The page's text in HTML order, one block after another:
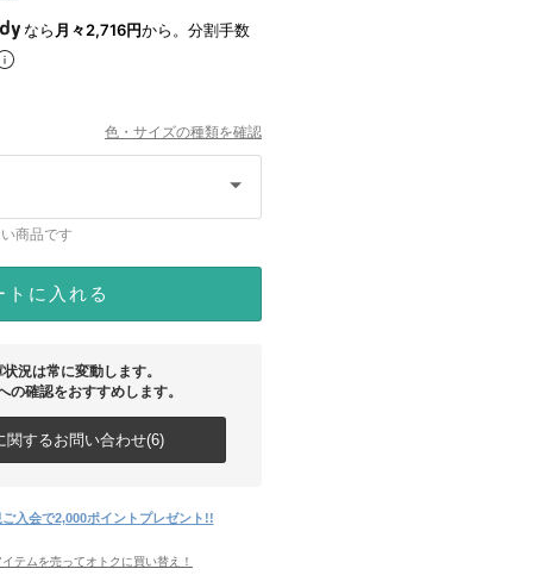
なら月々2,716円から。分割手数
色・サイズの種類を確認
商品です
トに入れる
況は常に変動します。
の確認をおすすめします。
関するお問い合わせ(6)
ご入会で2,000ポイントプレゼント!!
テムを売ってオトクに買い替え！